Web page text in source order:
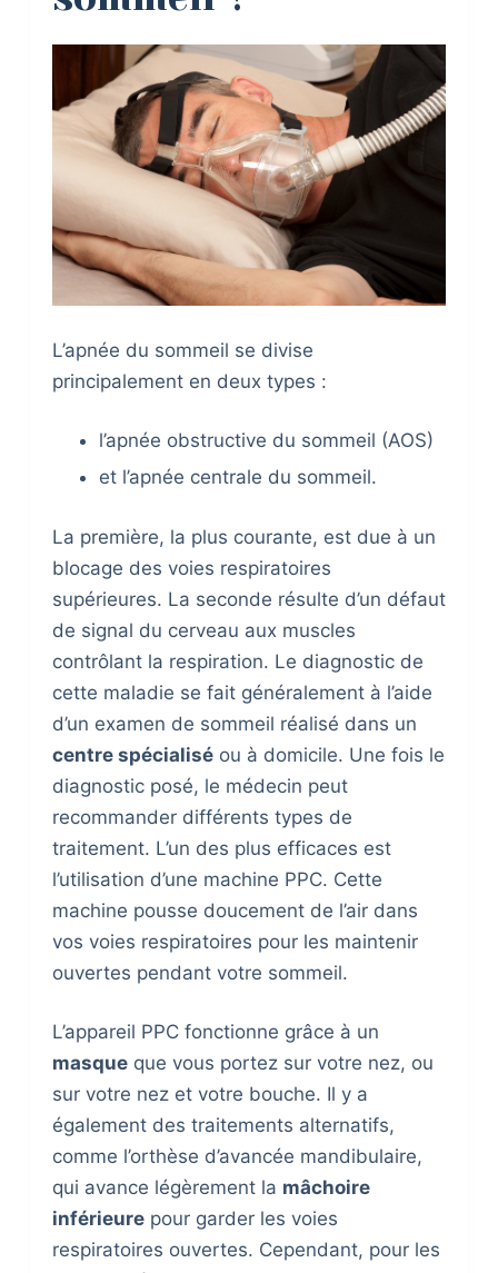
L’apnée du sommeil se divise
principalement en deux types :
l’apnée obstructive du sommeil (AOS)
et l’apnée centrale du sommeil.
La première, la plus courante, est due à un
blocage des voies respiratoires
supérieures. La seconde résulte d’un défaut
de signal du cerveau aux muscles
contrôlant la respiration. Le diagnostic de
cette maladie se fait généralement à l’aide
d’un examen de sommeil réalisé dans un
centre spécialiséou à domicile. Une fois le
diagnostic posé, le médecin peut
recommander différents types de
traitement. L’un des plus efficaces est
l’utilisation d’une machine PPC. Cette
machine pousse doucement de l’air dans
vos voies respiratoires pour les maintenir
ouvertes pendant votre sommeil.
L’appareil PPC fonctionne grâce à un
masqueque vous portez sur votre nez, ou
sur votre nez et votre bouche. Il y a
également des traitements alternatifs,
comme l’orthèse d’avancée mandibulaire,
qui avance légèrement la mâchoire
inférieurepour garder les voies
respiratoires ouvertes. Cependant, pour les